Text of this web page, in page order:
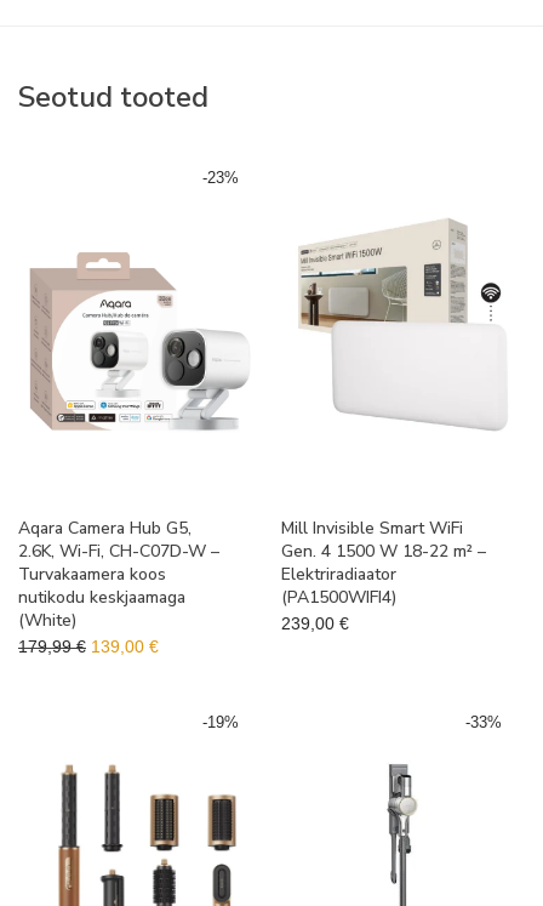
Seotud tooted
-23%
Aqara Camera Hub G5,
2.6K, Wi-Fi, CH-C07D-W –
Turvakaamera koos
nutikodu keskjaamaga
(White)
179,99€ Algne hind oli: 179,99 €.
139,00 €Praegune hind on: 139,00 €.
Mill Invisible Smart WiFi
Gen. 4 1500 W 18-22 m² –
Elektriradiaator
(PA1500WIFI4)
239,00 €
-19% -33%